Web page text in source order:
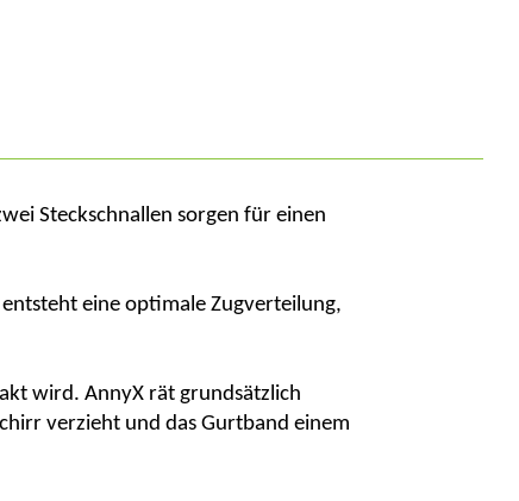
Steckschnallen sorgen für einen
eine optimale Zugverteilung,
wird. AnnyX rät grundsätzlich
verzieht und das Gurtband einem